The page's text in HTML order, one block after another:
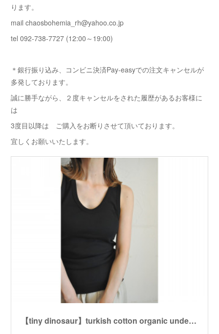
ります。
mail chaosbohemia_rh@yahoo.co.jp
tel 092-738-7727 (12:00～19:00)
＊銀行振り込み、コンビニ決済Pay-easyでの注文キャンセルが
多発しております。
誠に勝手ながら、２度キャンセルをされた履歴があるお客様に
は
3度目以降は ご購入をお断りさせて頂いております。
宜しくお願いいたします。
【tiny dinosaur】turkish cotton organic underwear /【タイニーダイナソー】ターキッシュオーガニックコットンアンダーウェア